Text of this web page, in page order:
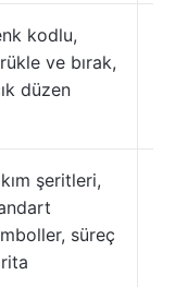
kodlu,
ve bırak,
düzen
şeritleri,
süreç